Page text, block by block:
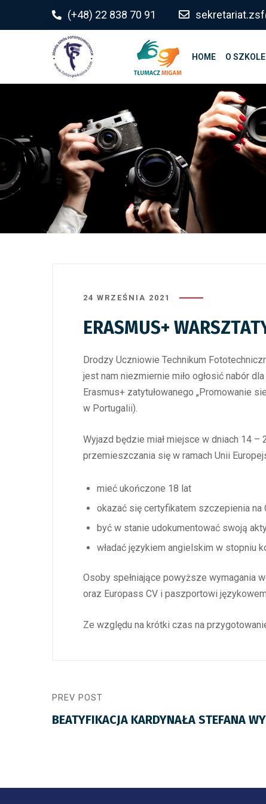
(+48) 22 838 70 91
HOME O SZKOLE
24 WRZEŚNIA 2021
ERASMUS+
Drodzy Uczniowie Technikum
jest nam niezmiernie miło ogłosić nabór
Erasmus+ zatytułowanego „Promowanie
w Portugalii).
Wyjazd będzie miał miejsce w dniach 14
przemieszczania się w ramach Unii
mieć ukończone 18 lat
okazać się certyfikatem szczepienia na
być w stanie udokumentować swoją
władać językiem angielskim w stopniu
Osoby spełniające powyższe wymagania
oraz Europass CV i paszportowi
Ze względu na krótki czas na
PREV POST
BEATYFIKACJA KARDYNAŁA STEFANA